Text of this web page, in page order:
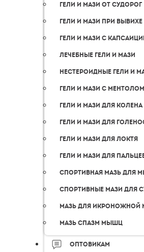
Гели и мази от судорог
Гели и мази при вывихе
Гели и мази с
Лечебные гели и мази
Нестероидные гели и
Гели и мази с
Гели и мази для колена
Гели и мази для
Гели и мази для локтя
Гели и мази для
Спортивная мазь для
Спортивные мази для
Мазь для
Мазь спазм мышц
Оптовикам